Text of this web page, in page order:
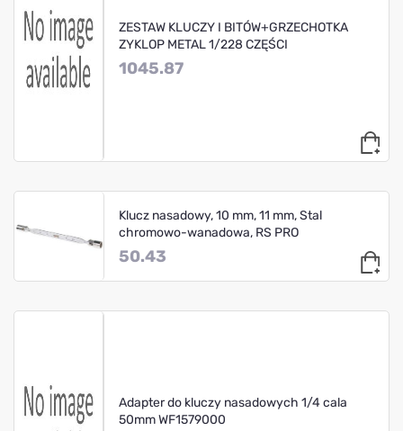
ZESTAW KLUCZY I BITÓW+GRZECHOTKA
ZYKLOP METAL 1/228 CZĘŚCI
1045.87
Klucz nasadowy, 10 mm, 11 mm, Stal
chromowo-wanadowa, RS PRO
50.43
Adapter do kluczy nasadowych 1/4 cala
50mm WF1579000